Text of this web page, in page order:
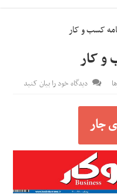
دیدگاه خود را بیان کنید
جار